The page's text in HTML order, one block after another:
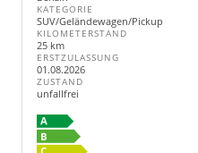
KATEGORIE
SUV/Geländewagen/Pickup
KILOMETERSTAND
25 km
ERSTZULASSUNG
01.08.2026
ZUSTAND
unfallfrei